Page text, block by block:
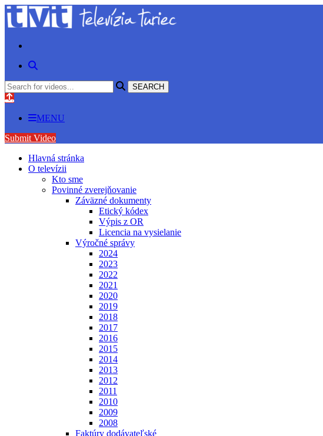
MENU
Submit Video
Hlavná stránka
O televízii
Kto sme
Povinné zverejňovanie
Záväzné dokumenty
Etický kódex
Výpis z OR
Licencia na vysielanie
Výročné správy
2024
2023
2022
2021
2020
2019
2018
2017
2016
2015
2014
2013
2012
2011
2010
2009
2008
Faktúry dodávateľské